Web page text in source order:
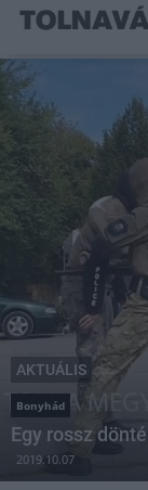
AKTUÁLIS
Bonyhád
Egy rossz
2019.10.07